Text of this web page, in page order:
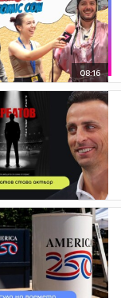
08:16